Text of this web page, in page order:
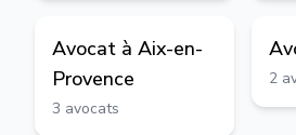
Avocat à Aix-en-
Provence
3 avocats
2